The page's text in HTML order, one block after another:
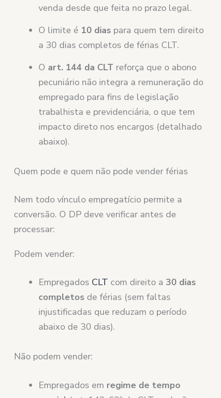
venda desde que feita no prazo legal.
O limite é 10 dias para quem tem direito
a 30 dias completos de férias CLT.
O art. 144 da CLT reforça que o abono
pecuniário não integra a remuneração do
empregado para fins de legislação
trabalhista e previdenciária, o que tem
impacto direto nos encargos (detalhado
abaixo).
Quem pode e quem não pode vender férias
Nem todo vínculo empregatício permite a
conversão. O DP deve verificar antes de
processar:
Podem vender:
Empregados CLT com direito a30 dias
completos de férias (sem faltas
injustificadas que reduzam o período
abaixo de 30 dias).
Não podem vender:
Empregados em regime de tempo